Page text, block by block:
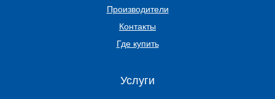
Производители
Контакты
Где купить
Услуги